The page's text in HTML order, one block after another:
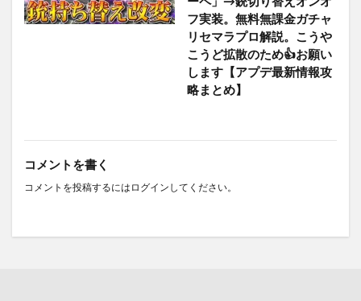
フ実装。無料無課金ガチャ
リセマラプロ解説。こうや
こうど拡散のため👍お願い
します【アプデ最新情報攻
略まとめ】
コメントを書く
コメントを投稿するには ログイン してください。